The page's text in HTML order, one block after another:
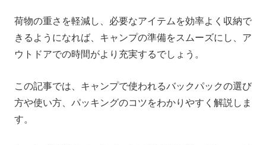
荷物の重さを軽減し、必要なアイテムを効率よく収納で
きるようになれば、キャンプの準備をスムーズにし、ア
ウトドアでの時間がより充実するでしょう。
この記事では、キャンプで使われるバックパックの選び
方や使い方、パッキングのコツをわかりやすく解説しま
す。